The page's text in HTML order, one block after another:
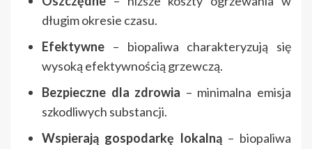
długim okresie czasu.
Efektywne – biopaliwa charakteryzują się
wysoką efektywnością grzewczą.
Bezpieczne dla zdrowia – minimalna emisja
szkodliwych substancji.
Wspierają gospodarkę lokalną– biopaliwa